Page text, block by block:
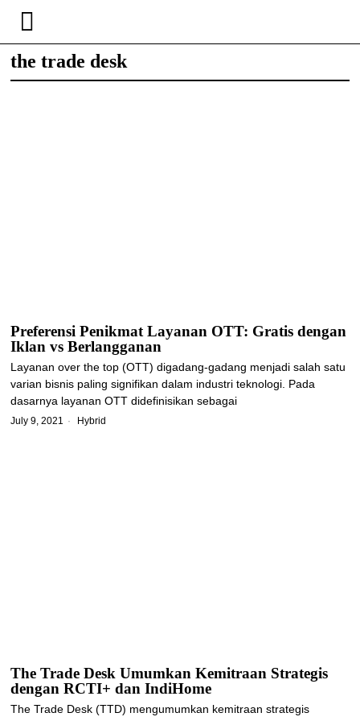
the trade desk
Preferensi Penikmat Layanan OTT: Gratis dengan
Iklan vs Berlangganan
Layanan over the top (OTT) digadang-gadang menjadi salah satu
varian bisnis paling signifikan dalam industri teknologi. Pada
dasarnya layanan OTT didefinisikan sebagai
July 9, 2021 Hybrid
The Trade Desk Umumkan Kemitraan Strategis
dengan RCTI+ dan IndiHome
The Trade Desk (TTD) mengumumkan kemitraan strategis